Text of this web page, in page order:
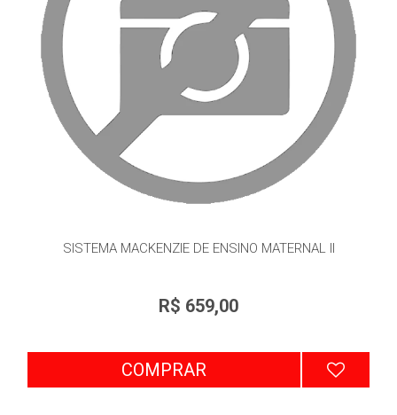
SISTEMA MACKENZIE DE ENSINO MATERNAL II
R$ 659,00
COMPRAR